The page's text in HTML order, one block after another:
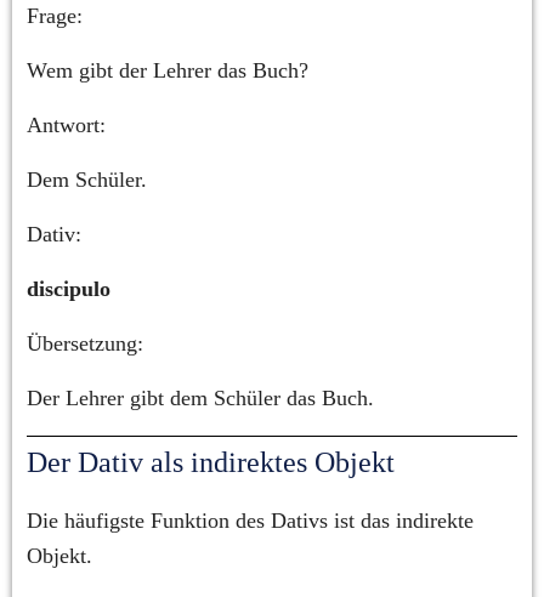
Frage:
Wem gibt der Lehrer das Buch?
Antwort:
Dem Schüler.
Dativ:
discipulo
Übersetzung:
Der Lehrer gibt dem Schüler das Buch.
Der Dativ als indirektes Objekt
Die häufigste Funktion des Dativs ist das indirekte
Objekt.